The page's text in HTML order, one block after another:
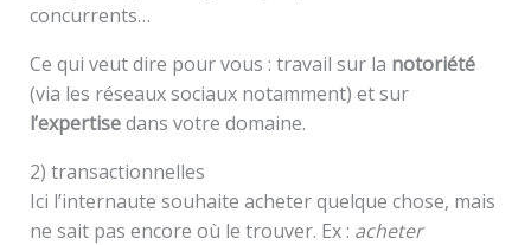
concurrents…
Ce qui veut dire pour vous : travail sur la notoriété
(via les réseaux sociaux notamment) et sur
l’expertisedans votre domaine.
2) transactionnelles
Ici l’internaute souhaite acheter quelque chose, mais
ne sait pas encore où le trouver. Ex : acheter